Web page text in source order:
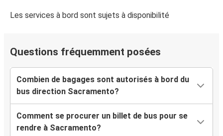
Les services à bord sont sujets à disponibilité
Questions fréquemment posées
Combien de bagages sont autorisés à bord du
bus direction Sacramento?
Comment se procurer un billet de bus pour se
rendre à Sacramento?